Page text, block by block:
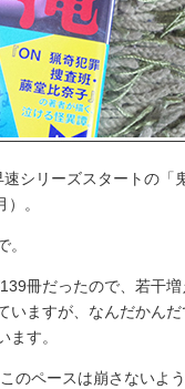
シリーズスタートの
。
冊だったので、若干増
ますが、なんだかん
す。
のペースは崩さないよ